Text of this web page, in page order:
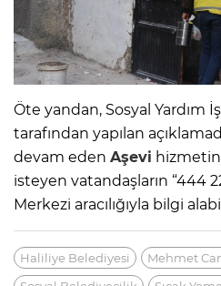
Öte yandan, Sosyal Yardım
tarafından yapılan
devam eden Aşevi
isteyen vatandaşların “444
Merkezi aracılığıyla bilgi
Haliliye Belediyesi
Mehmet